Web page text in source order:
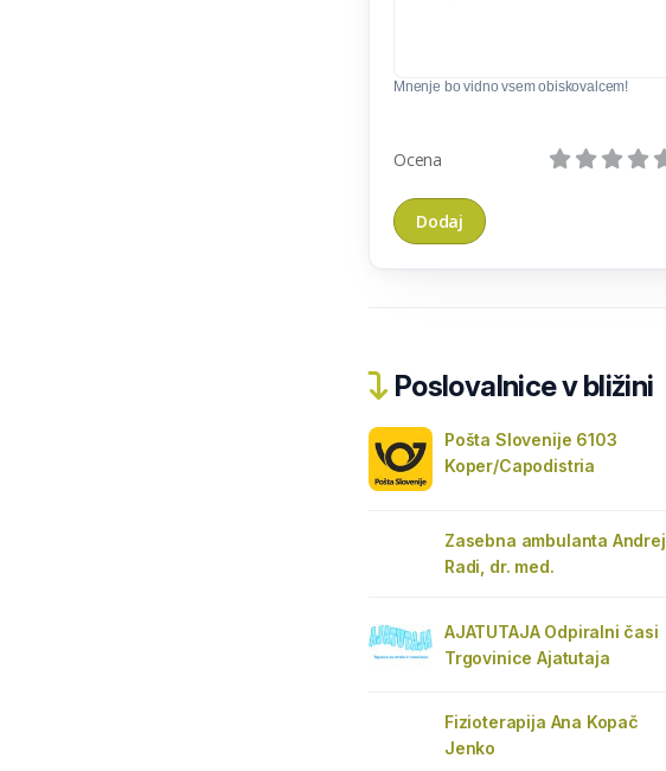
Mnenje bo vidno vsem obiskovalcem!
Ocena
Poslovalnice v bližini
Pošta Slovenije 6103
Koper/Capodistria
Zasebna ambulanta Andrej
Radi, dr. med.
AJATUTAJA Odpiralni časi
Trgovinice Ajatutaja
Fizioterapija Ana Kopač
Jenko